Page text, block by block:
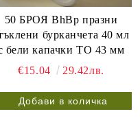
50 БРОЯ BhBp празни
бурканчета 40 мл
бели капачки ТО 43 мм
€15.04
29.42лв.